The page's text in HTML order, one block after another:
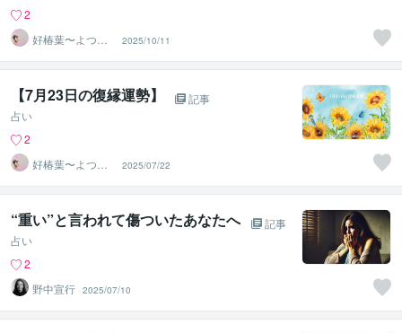
2
好椿葉〜よつ
ば〜
2025/10/11
【7月23日の復縁運勢】
記事
占い
2
好椿葉〜よつ
ば〜
2025/07/22
“重い”と言われて傷ついたあなたへ
記事
占い
2
野中宣行 2025/07/10